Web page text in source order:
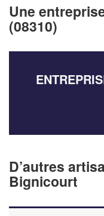
Une
(08310)
D’autres
Bignicourt